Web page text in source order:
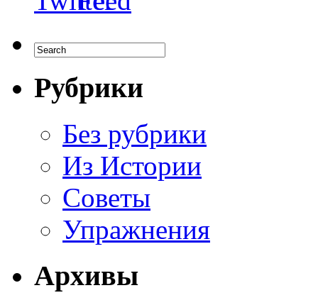
Рубрики
Без рубрики
Из Истории
Советы
Упражнения
Архивы